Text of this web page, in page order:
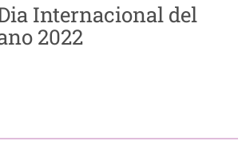
Internacional del
2022